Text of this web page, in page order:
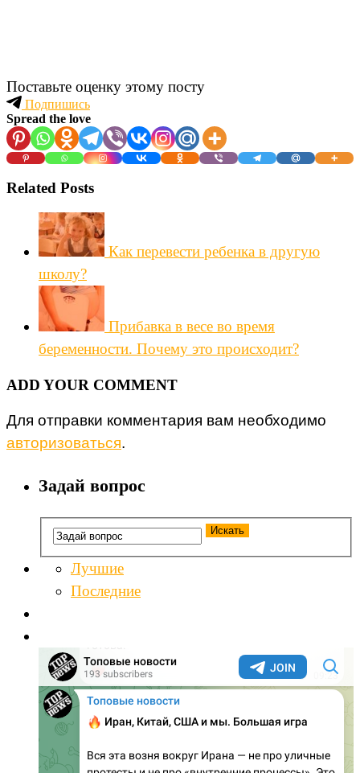
Поставьте оценку этому посту
Подпишись
Spread the love
Related Posts
Как перевести ребенка в другую
школу?
Прибавка в весе во время
беременности. Почему это происходит?
ADD YOUR COMMENT
Для отправки комментария вам необходимо
авторизоваться.
Задай вопрос
Лучшие
Последние